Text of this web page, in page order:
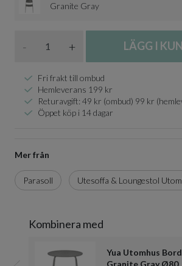
Granite Gray
- + LÄGG I
Fri frakt till ombud
Hemleverans 199 kr
Returavgift: 49 kr (ombud) 99 kr
Öppet köp i 14 dagar
Mer från
Parasoll Utesoffa & Loungestol
Kombinera med
Yua Utomhus Bord
Granite Gray Ø80